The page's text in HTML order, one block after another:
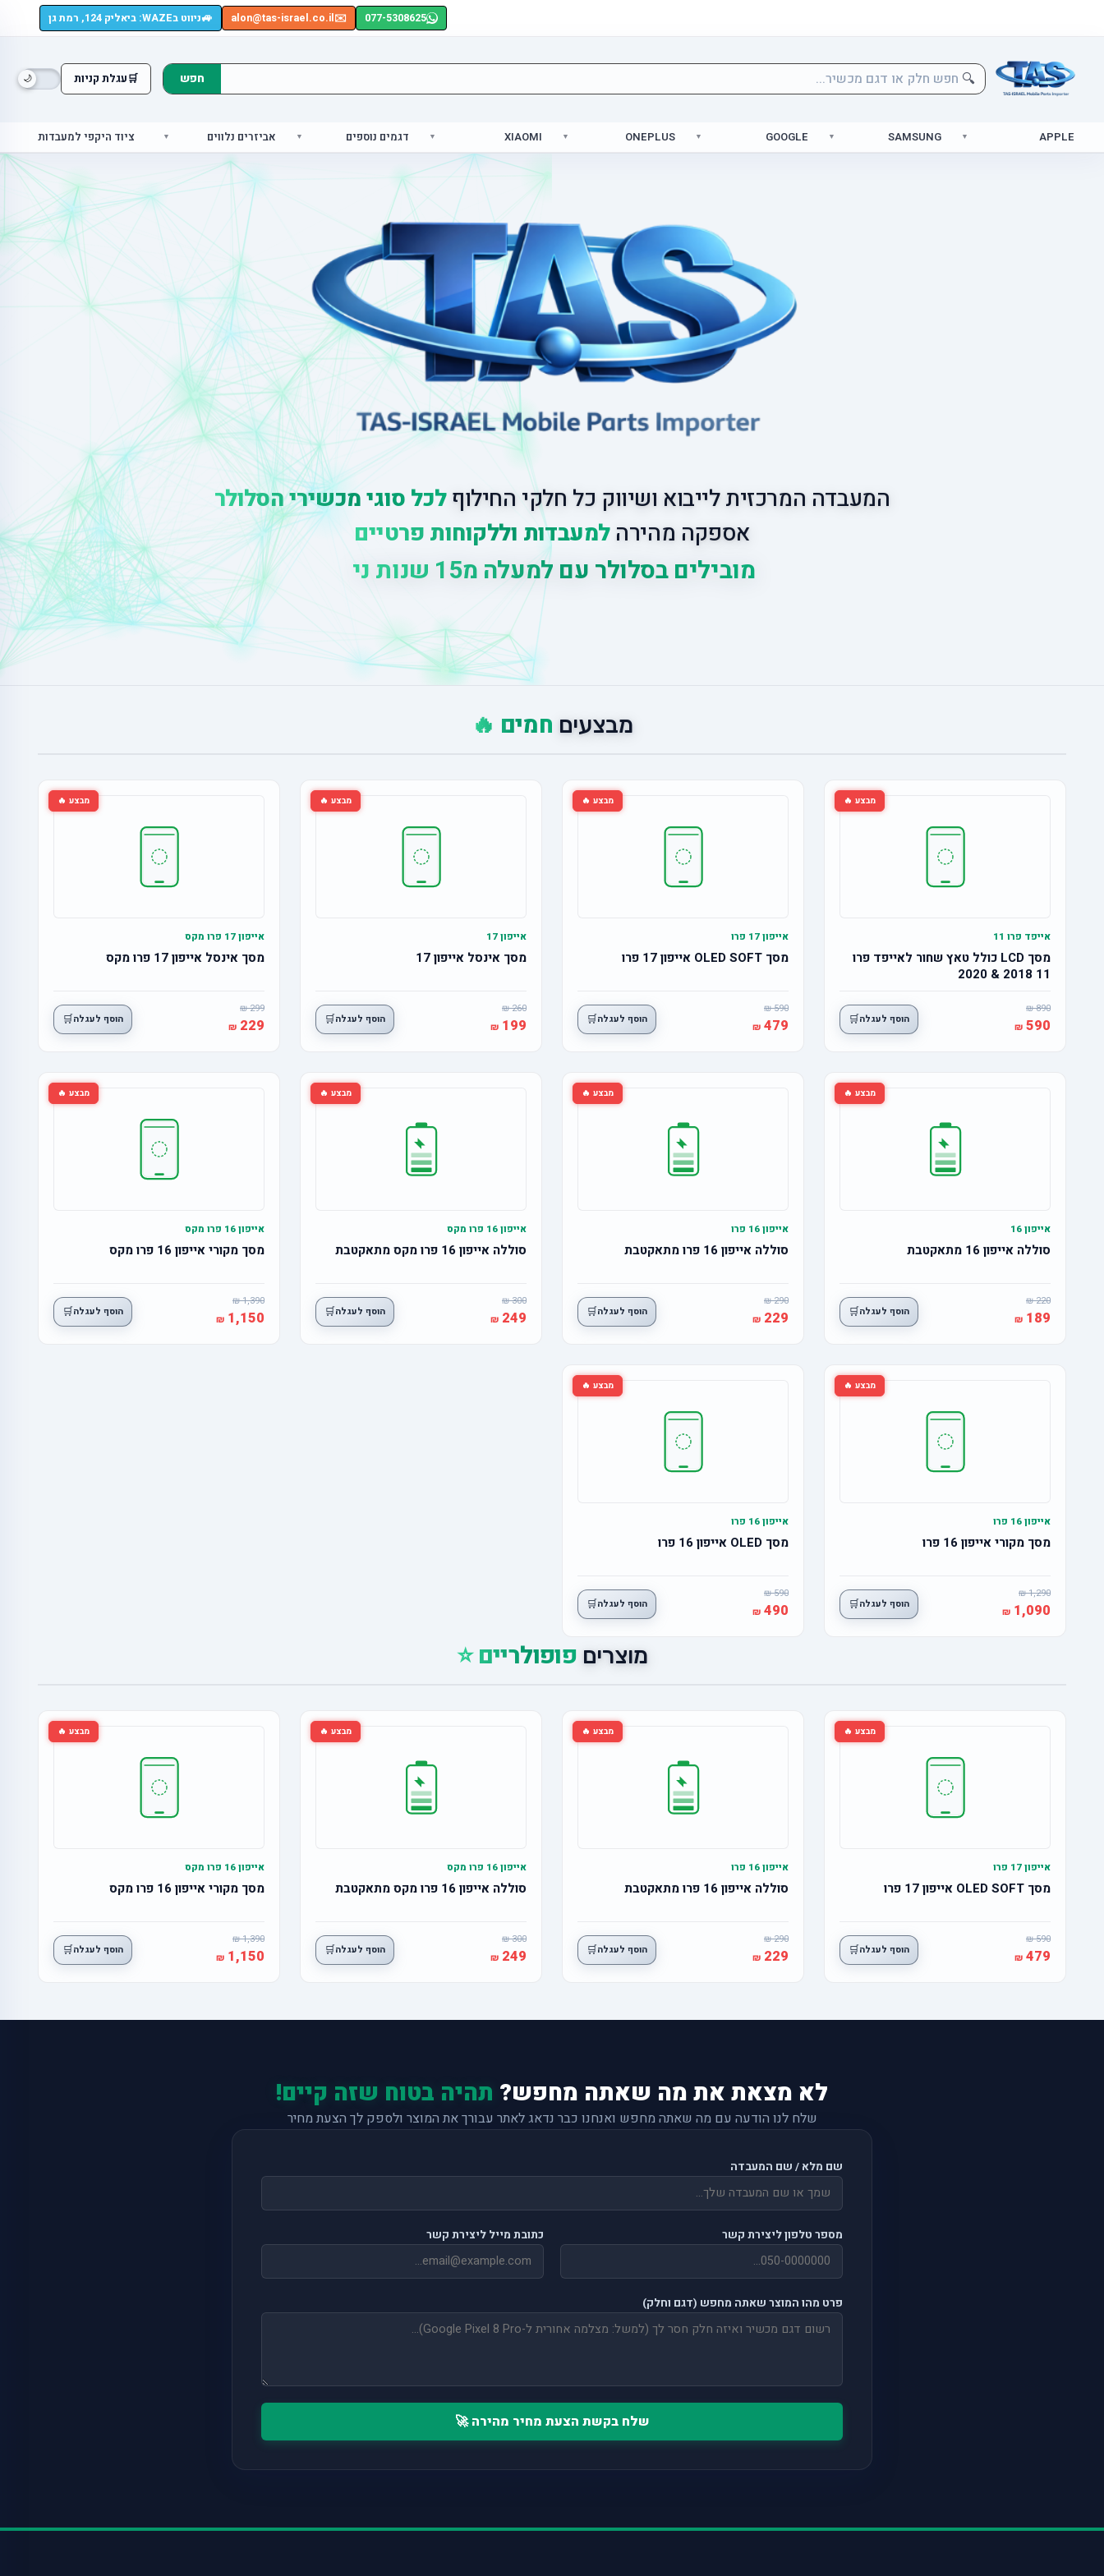
077-5308625
✉️
alon@tas-israel.co.il
🚙ניווט בWAZE: ביאליק 124, רמת גן
🛒עגלת קניות 🔍 חפש
APPLE
SAMSUNG
GOOGLE
ONEPLUS
XIAOMI דגמים נוספים אביזרים נלווים ציוד היקפי למעבדות
המעבדה המרכזית לייבוא ושיווק כל חלקי החילוףלכל סוגי מכשירי הסלולר
אספקה מהירהלמעבדות וללקוחות פרטיים
מובילים בסלולר עם למעלה מ 15 שנות ניסיון
מבצעים חמים 🔥
מבצע 🔥
אייפד פרו 11
מסך LCD כולל טאץ שחור לאייפד פרו
11 2018 & 2020
890
590 הוסף לעגלה🛒
מבצע 🔥
אייפון 17 פרו
מסך OLED SOFT אייפון 17 פרו
590
479 הוסף לעגלה🛒
מבצע 🔥
אייפון 17
מסך אינסל אייפון 17
260
199 הוסף לעגלה🛒
מבצע 🔥
אייפון 17 פרו מקס
מסך אינסל אייפון 17 פרו מקס
299
229 הוסף לעגלה🛒
מבצע 🔥
אייפון 16
סוללה אייפון 16 מתאקטבת
220
189 הוסף לעגלה🛒
מבצע 🔥
אייפון 16 פרו
סוללה אייפון 16 פרו מתאקטבת
290
229 הוסף לעגלה🛒
מבצע 🔥
אייפון 16 פרו מקס
סוללה אייפון 16 פרו מקס מתאקטבת
300
249 הוסף לעגלה🛒
מבצע 🔥
אייפון 16 פרו מקס
מסך מקורי אייפון 16 פרו מקס
1,390
1,150 הוסף לעגלה🛒
מבצע 🔥
אייפון 16 פרו
מסך מקורי אייפון 16 פרו
1,290
1,090 הוסף לעגלה🛒
מבצע 🔥
אייפון 16 פרו
מסך OLED אייפון 16 פרו
590
490 הוסף לעגלה🛒
מוצרים פופולריים ⭐
מבצע 🔥
אייפון 17 פרו
מסך OLED SOFT אייפון 17 פרו
590
479 הוסף לעגלה🛒
מבצע 🔥
אייפון 16 פרו
סוללה אייפון 16 פרו מתאקטבת
290
229 הוסף לעגלה🛒
מבצע 🔥
אייפון 16 פרו מקס
סוללה אייפון 16 פרו מקס מתאקטבת
300
249 הוסף לעגלה🛒
מבצע 🔥
אייפון 16 פרו מקס
מסך מקורי אייפון 16 פרו מקס
1,390
1,150 הוסף לעגלה🛒
לא מצאת את מה שאתה מחפש? תהיה בטוח שזה קיים!
שלח לנו הודעה עם מה שאתה מחפש ואנחנו כבר נדאג לאתר עבורך את המוצר ולספק לך הצעת מחיר
שם מלא / שם המעבדה
מספר טלפון ליצירת קשר כתובת מייל ליצירת קשר
פרט מהו המוצר שאתה מחפש (דגם וחלק)
שלח בקשת הצעת מחיר מהירה 🚀